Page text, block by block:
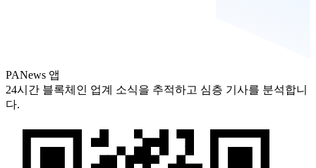
PANews 앱
24시간 블록체인 업계 소식을 추적하고 심층 기사를 분석합니
다.